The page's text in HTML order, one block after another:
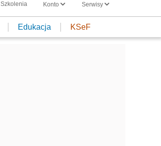
Szkolenia Konto Serwisy
Edukacja KSeF